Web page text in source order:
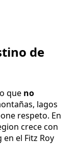
de
que no
lagos
respeto. En
crece con
el Fitz Roy